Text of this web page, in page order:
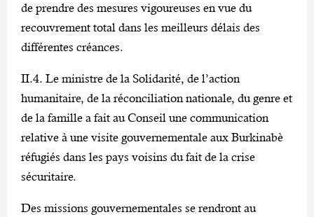
de prendre des mesures vigoureuses en vue du
recouvrement total dans les meilleurs délais des
différentes créances.
II.4. Le ministre de la Solidarité, de l’action
humanitaire, de la réconciliation nationale, du genre et
de la famille a fait au Conseil une communication
relative à une visite gouvernementale aux Burkinabè
réfugiés dans les pays voisins du fait de la crise
sécuritaire.
Des missions gouvernementales se rendront au